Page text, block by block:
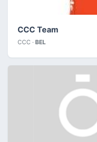
CCC Team
CCC · BEL